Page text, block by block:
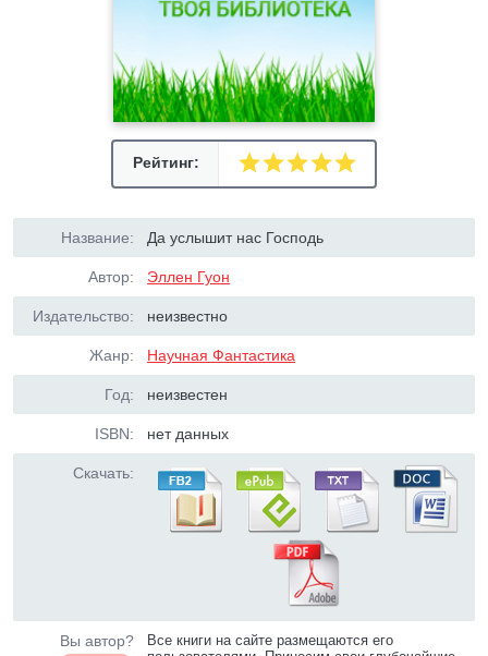
Рейтинг:
Название: Да услышит нас Господь
Автор: Эллен Гуон
Издательство: неизвестно
Жанр: Научная Фантастика
Год: неизвестен
ISBN: нет данных
Скачать:
Вы автор?
Все книги на сайте размещаются его